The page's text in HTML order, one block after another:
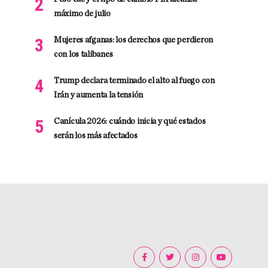
máximo de julio
Mujeres afganas: los derechos que perdieron
con los talibanes
Trump declara terminado el alto al fuego con
Irán y aumenta la tensión
Canícula 2026: cuándo inicia y qué estados
serán los más afectados